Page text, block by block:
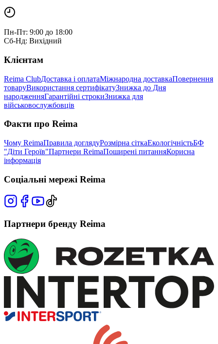
Пн-Пт: 9:00 до 18:00
Сб-Нд: Вихідний
Клієнтам
Reima ClubДоставка і оплатаМіжнародна доставкаПовернення
товаруВикористання сертифікатуЗнижка до Дня
народженняГарантійні строкиЗнижка для
військовослужбовців
Факти про Reima
Чому ReimaПравила доглядуРозмірна сіткаЕкологічністьБФ
"Діти Героїв"Партнери ReimaПоширені питанняКорисна
інформація
Соціальні мережі Reima
Партнери бренду Reima